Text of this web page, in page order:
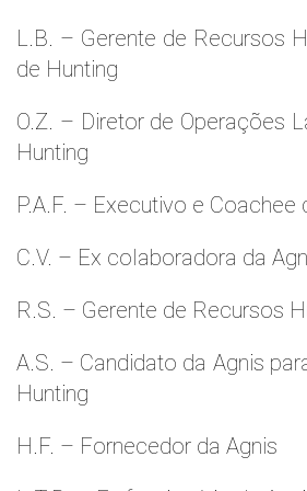
L.B. – Gerente de Recursos
de Hunting
O.Z. – Diretor de Operações
Hunting
P.A.F. – Executivo e Coachee
C.V. – Ex colaboradora da
R.S. – Gerente de Recursos
A.S. – Candidato da Agnis
Hunting
H.F. – Fornecedor da Agnis